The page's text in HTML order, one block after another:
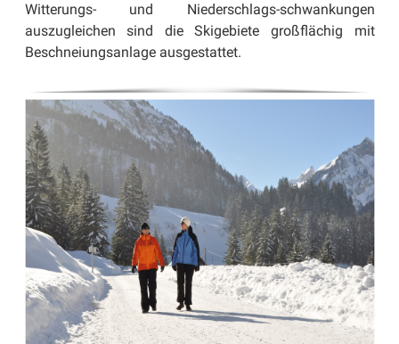
Witterungs- und Niederschlags-schwankungen
auszugleichen sind die Skigebiete großflächig mit
Beschneiungsanlage ausgestattet.